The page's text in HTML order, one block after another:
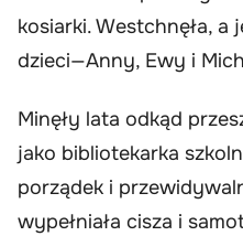
kosiarki. Westchnęła,
dzieci—Anny, Ewy i
Minęły lata odkąd
jako bibliotekarka
porządek i
wypełniała cisza i